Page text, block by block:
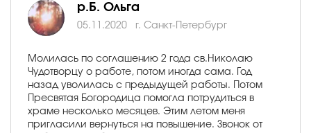
р.Б. Ольга
05.11.2020 г. Санкт-Петербург
Молилась по соглашению 2 года св.Николаю
Чудотворцу о работе, потом иногда сама. Год
назад уволилась с предыдущей работы. Потом
Пресвятая Богородица помогла потрудиться в
храме несколько месяцев. Этим летом меня
пригласили вернуться на повышение. Звонок от